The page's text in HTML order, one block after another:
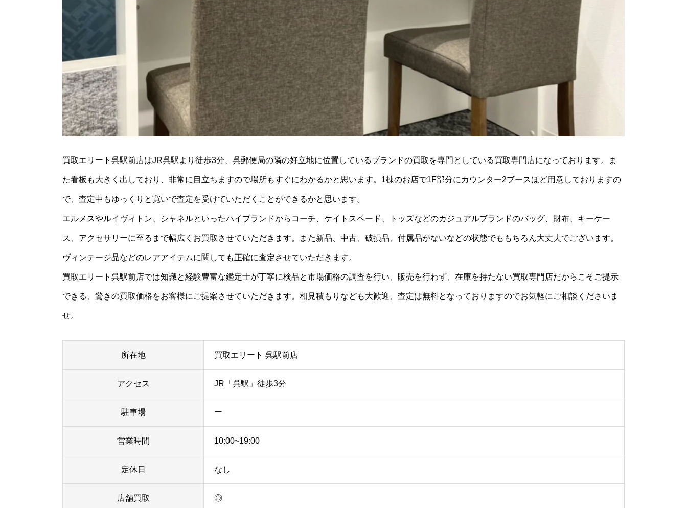
買取エリート呉駅前店はJR呉駅より徒歩3分、呉郵便局の隣の好立地に位置しているブランドの買取を専門としている買取専門店になっております。ま
た看板も大きく出しており、非常に目立ちますので場所もすぐにわかるかと思います。1棟のお店で1F部分にカウンター2ブースほど用意しておりますの
で、査定中もゆっくりと寛いで査定を受けていただくことができるかと思います。
エルメスやルイヴィトン、シャネルといったハイブランドからコーチ、ケイトスペード、トッズなどのカジュアルブランドのバッグ、財布、キーケー
ス、アクセサリーに至るまで幅広くお買取させていただきます。また新品、中古、破損品、付属品がないなどの状態でももちろん大丈夫でございます。
ヴィンテージ品などのレアアイテムに関しても正確に査定させていただきます。
買取エリート呉駅前店では知識と経験豊富な鑑定士が丁寧に検品と市場価格の調査を行い、販売を行わず、在庫を持たない買取専門店だからこそご提示
できる、驚きの買取価格をお客様にご提案させていただきます。相見積もりなども大歓迎、査定は無料となっておりますのでお気軽にご相談くださいま
せ。
所在地 買取エリート 呉駅前店
アクセス JR「呉駅」徒歩3分
駐車場 ー
営業時間 10:00~19:00
定休日 なし
店舗買取 ◎